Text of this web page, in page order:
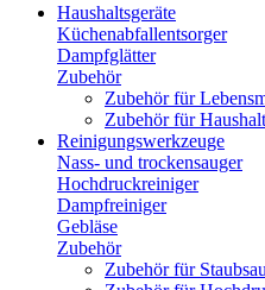
Haushaltsgeräte
Küchenabfallentsorger
Dampfglätter
Zubehör
Zubehör für
Zubehör für
Reinigungswerkzeuge
Nass- und trockensauger
Hochdruckreiniger
Dampfreiniger
Gebläse
Zubehör
Zubehör für